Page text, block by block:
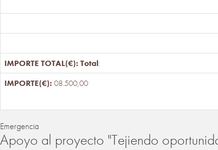
Total:
08.500,00
Emergencia
Apoyo al proyecto "Tejiendo